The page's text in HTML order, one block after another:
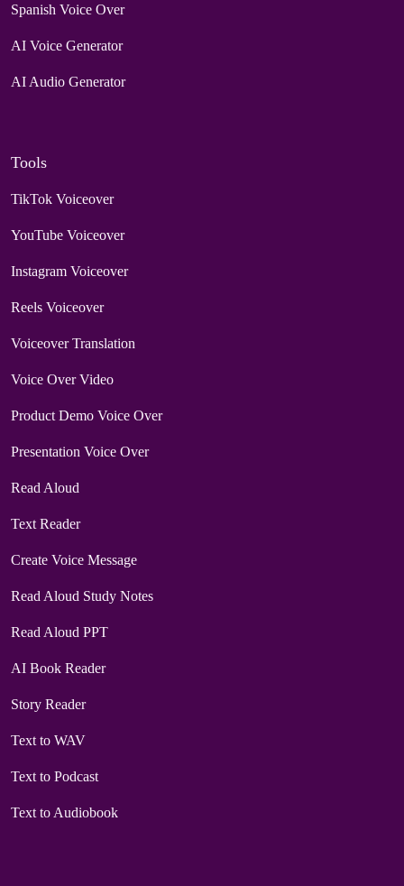
Spanish Voice Over
AI Voice Generator
AI Audio Generator
Tools
TikTok Voiceover
YouTube Voiceover
Instagram Voiceover
Reels Voiceover
Voiceover Translation
Voice Over Video
Product Demo Voice Over
Presentation Voice Over
Read Aloud
Text Reader
Create Voice Message
Read Aloud Study Notes
Read Aloud PPT
AI Book Reader
Story Reader
Text to WAV
Text to Podcast
Text to Audiobook